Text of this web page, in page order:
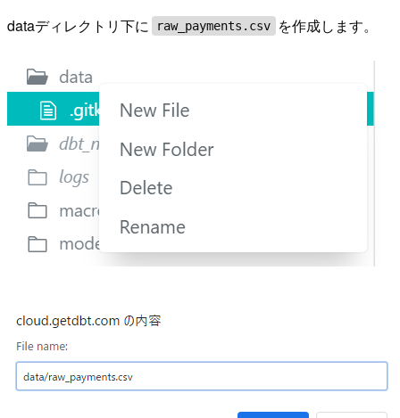
dataディレクトリ下に raw_payments.csv を作成します。